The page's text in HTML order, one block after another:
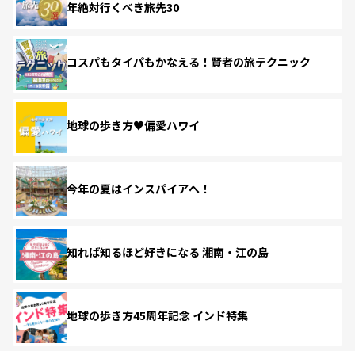
年絶対行くべき旅先30
コスパもタイパもかなえる！賢者の旅テクニック
地球の歩き方♥偏愛ハワイ
今年の夏はインスパイアへ！
知れば知るほど好きになる 湘南・江の島
地球の歩き方45周年記念 インド特集